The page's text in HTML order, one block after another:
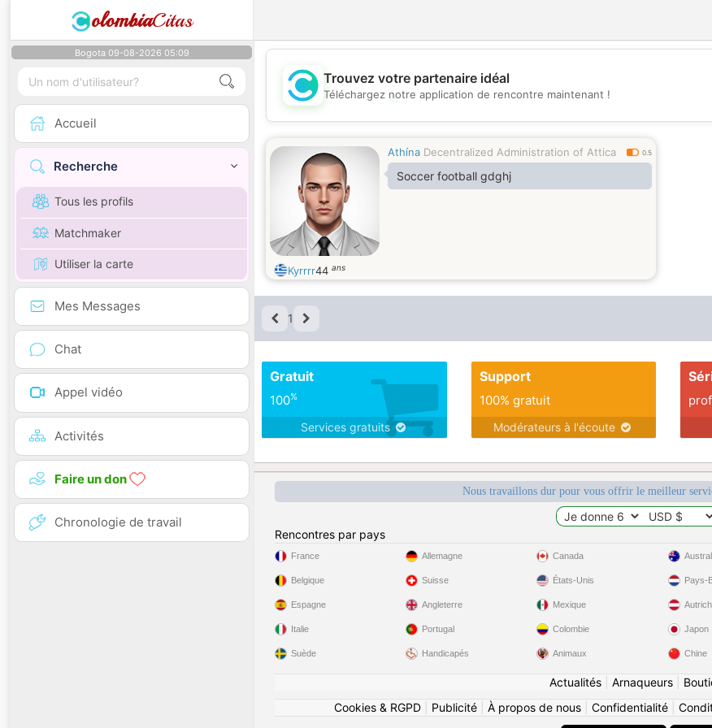
olombiaCitas
Bogota 09-08-2026 05:09
Accueil
Recherche
Tous les profils
Matchmaker
Utiliser la carte
Mes Messages
Chat
Appel vidéo
Activités
Faire un don
Chronologie de travail
💖
Trouvez votre partenaire idéal
Téléchargez notre application de rencontre maintenant !
Athína Decentralized Administration of Attica 0.5
Soccer football gdghj
Kyrrrr44 ans
1
Gratuit
100%
Services gratuits
Support
100% gratuit
Modérateurs à l'écoute
Nous travaillons dur pour vous offrir le meilleur
Rencontres par pays
France
Belgique
Espagne
Italie
Suède
Allemagne
Suisse
Angleterre
Portugal
Handicapés
Canada
États-Unis
Mexique
Colombie
Animaux
Pays-
Japon
Chine
Actualités| Arnaqueurs|
Cookies & RGPD| Publicité| À propos de nous| Confidentialité|